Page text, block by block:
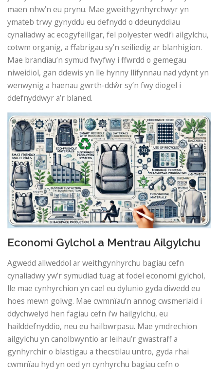
maen nhw’n eu prynu. Mae gweithgynhyrchwyr yn
ymateb trwy gynyddu eu defnydd o ddeunyddiau
cynaliadwy ac ecogyfeillgar, fel polyester wedi’i ailgylchu,
cotwm organig, a ffabrigau sy’n seiliedig ar blanhigion.
Mae brandiau’n symud fwyfwy i ffwrdd o gemegau
niweidiol, gan ddewis yn lle hynny llifynnau nad ydynt yn
wenwynig a haenau gwrth-ddŵr sy’n fwy diogel i
ddefnyddwyr a’r blaned.
Economi Gylchol a Mentrau Ailgylchu
Agwedd allweddol ar weithgynhyrchu bagiau cefn
cynaliadwy yw’r symudiad tuag at fodel economi gylchol,
lle mae cynhyrchion yn cael eu dylunio gyda diwedd eu
hoes mewn golwg. Mae cwmnïau’n annog cwsmeriaid i
ddychwelyd hen fagiau cefn i’w hailgylchu, eu
hailddefnyddio, neu eu hailbwrpasu. Mae ymdrechion
ailgylchu yn canolbwyntio ar leihau’r gwastraff a
gynhyrchir o blastigau a thecstilau untro, gyda rhai
cwmnïau hyd yn oed yn cynhyrchu bagiau cefn o